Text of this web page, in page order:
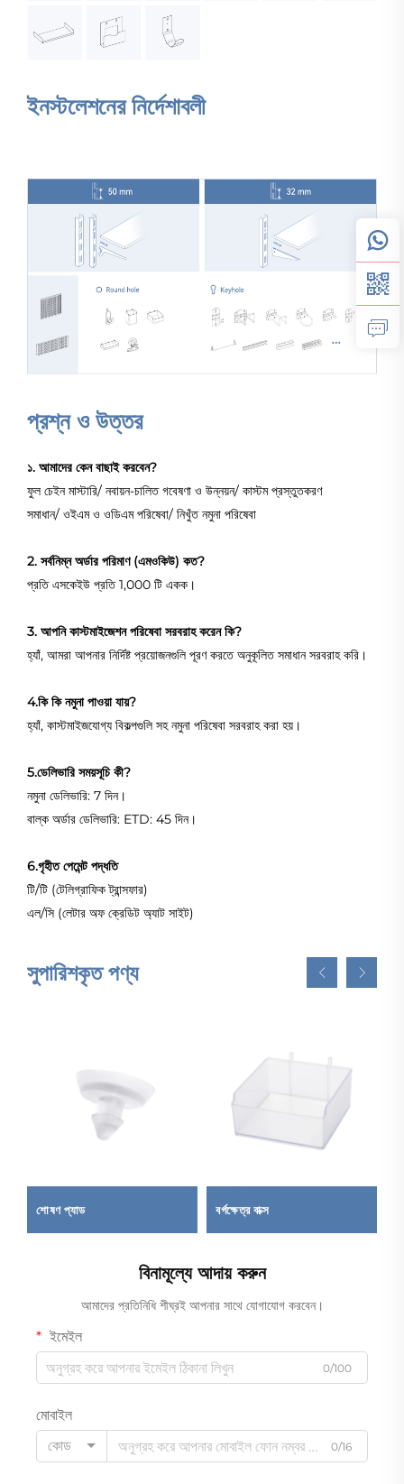
ইনস্টলেশনের নির্দেশাবলী
প্রশ্ন ও উত্তর
১. আমাদের কেন বাছাই করবেন?
ফুল চেইন মাস্টারি/ নবায়ন-চালিত গবেষণা ও উন্নয়ন/ কাস্টম প্রস্তুতকরণ
সমাধান/ ওইএম ও ওডিএম পরিষেবা/ নিখুঁত নমুনা পরিষেবা
2. সর্বনিম্ন অর্ডার পরিমাণ (এমওকিউ) কত?
প্রতি এসকেইউ প্রতি 1,000 টি একক।
3. আপনি কাস্টমাইজেশন পরিষেবা সরবরাহ করেন কি?
হ্যাঁ, আমরা আপনার নির্দিষ্ট প্রয়োজনগুলি পূরণ করতে অনুকূলিত সমাধান সরবরাহ করি।
4.কি কি নমুনা পাওয়া যায়?
হ্যাঁ, কাস্টমাইজযোগ্য বিকল্পগুলি সহ নমুনা পরিষেবা সরবরাহ করা হয়।
5.ডেলিভারি সময়সূচি কী?
নমুনা ডেলিভারি: 7 দিন।
বাল্ক অর্ডার ডেলিভারি: ETD: 45 দিন।
6.গৃহীত পেমেন্ট পদ্ধতি
টি/টি (টেলিগ্রাফিক ট্রান্সফার)
এল/সি (লেটার অফ ক্রেডিট অ্যাট সাইট)
সুপারিশকৃত পণ্য
শোষণ প্যাড বর্গক্ষেত্র বাক্স
বিনামূল্যে আদায় করুন
আমাদের প্রতিনিধি শীঘ্রই আপনার সাথে যোগাযোগ করবেন।
ইমেইল
0/100
মোবাইল
কোড
0/16